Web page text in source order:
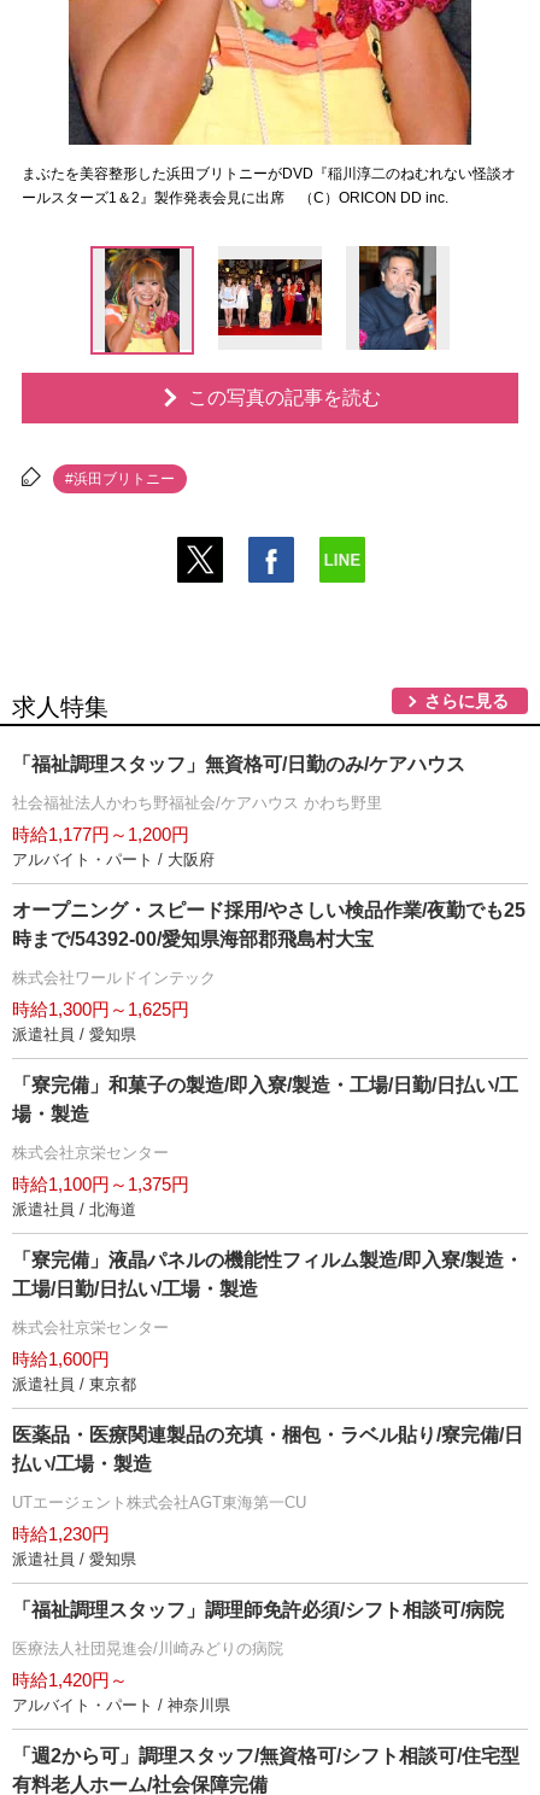
まぶたを美容整形した浜田ブリトニーがDVD『稲川淳二のねむれない怪談オ
ールスターズ1＆2』製作発表会見に出席 （C）ORICON DD inc.
この写真の記事を読む
#浜田ブリトニー
求人特集 さらに見る
「福祉調理スタッフ」無資格可/日勤のみ/ケアハウス
社会福祉法人かわち野福祉会/ケアハウス かわち野里
時給1,177円～1,200円
アルバイト・パート / 大阪府
オープニング・スピード採用/やさしい検品作業/夜勤でも25
時まで/54392-00/愛知県海部郡飛島村大宝
株式会社ワールドインテック
時給1,300円～1,625円
派遣社員 / 愛知県
「寮完備」和菓子の製造/即入寮/製造・工場/日勤/日払い/工
場・製造
株式会社京栄センター
時給1,100円～1,375円
派遣社員 / 北海道
「寮完備」液晶パネルの機能性フィルム製造/即入寮/製造・
工場/日勤/日払い/工場・製造
株式会社京栄センター
時給1,600円
派遣社員 / 東京都
医薬品・医療関連製品の充填・梱包・ラベル貼り/寮完備/日
払い/工場・製造
UTエージェント株式会社AGT東海第一CU
時給1,230円
派遣社員 / 愛知県
「福祉調理スタッフ」調理師免許必須/シフト相談可/病院
医療法人社団晃進会/川崎みどりの病院
時給1,420円～
アルバイト・パート / 神奈川県
「週2から可」調理スタッフ/無資格可/シフト相談可/住宅型
有料老人ホーム/社会保障完備